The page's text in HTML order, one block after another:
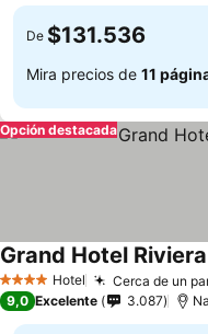
De $131.536
Mira precios de 11
Opción destacada
4 EstrellasHotel Cerca de un
Grand Hotel
9,0 Excelente 3.087